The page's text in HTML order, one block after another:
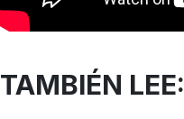
TAMBIÉN LEE: